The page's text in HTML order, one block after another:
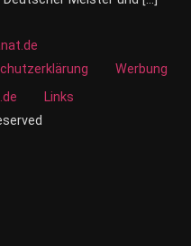
Werbung
Links